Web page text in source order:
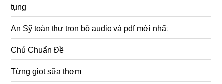
tụng
An Sỹ toàn thư trọn bộ audio và pdf mới nhất
Chú Chuẩn Đề
Từng giọt sữa thơm